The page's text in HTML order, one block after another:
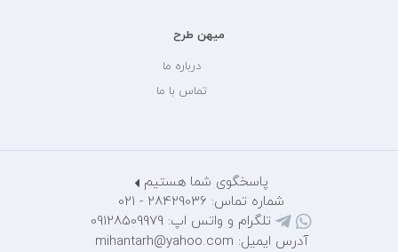
میهن طرح
درباره ما
تماس با ما
پاسخگوی شما هستیم
شماره تماس: 28429036 - 021
تلگرام و واتس اپ: 09128509979
آدرس ایمیل: mihantarh@yahoo.com